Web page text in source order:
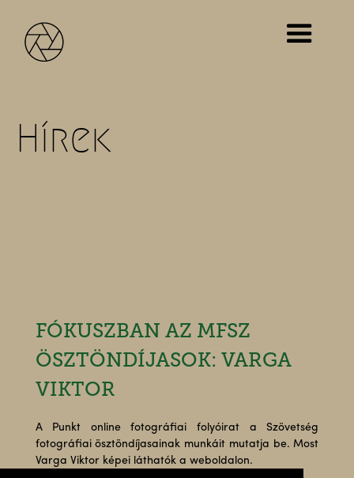
Hírek
FÓKUSZBAN AZ MFSZ
ÖSZTÖNDÍJASOK: VARGA
VIKTOR
A Punkt online fotográfiai folyóirat a Szövetség
fotográfiai ösztöndíjasainak munkáit mutatja be. Most
Varga Viktor képei láthatók a weboldalon.